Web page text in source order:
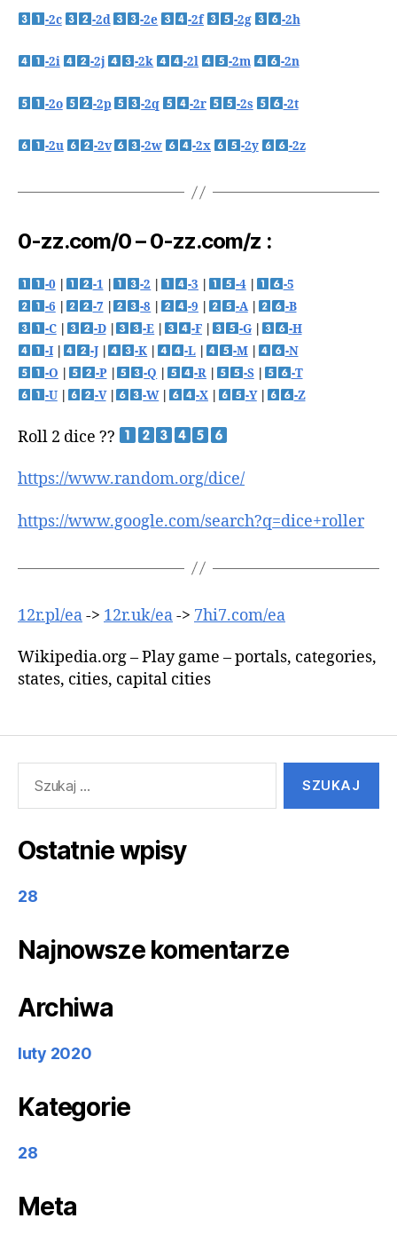
-2c -2d -2e -2f -2g -2h
-2i -2j -2k -2l -2m -2n
-2o -2p -2q -2r -2s -2t
-2u -2v -2w -2x -2y -2z
0-zz.com/0 – 0-zz.com/z :
-0 -1 -2 -3 -4|
-5
-6
-7 -8 -9 -A|
-B
-C| -D| -E -F -G|
-H
-I| -J| -K -L -M|
-N
-O
-P| -Q -R -S|
-T
-U| -V| -W| -X -Y| -Z
Roll 2 dice ??
https://www.random.org/dice/
https://www.google.com/search?q=dice+roller
12r.pl/ea-> 12r.uk/ea-> 7hi7.com/ea
Wikipedia.org – Play game – portals, categories,
states, cities, capital cities
Ostatnie wpisy
28
Najnowsze komentarze
Archiwa
luty 2020
Kategorie
28
Meta